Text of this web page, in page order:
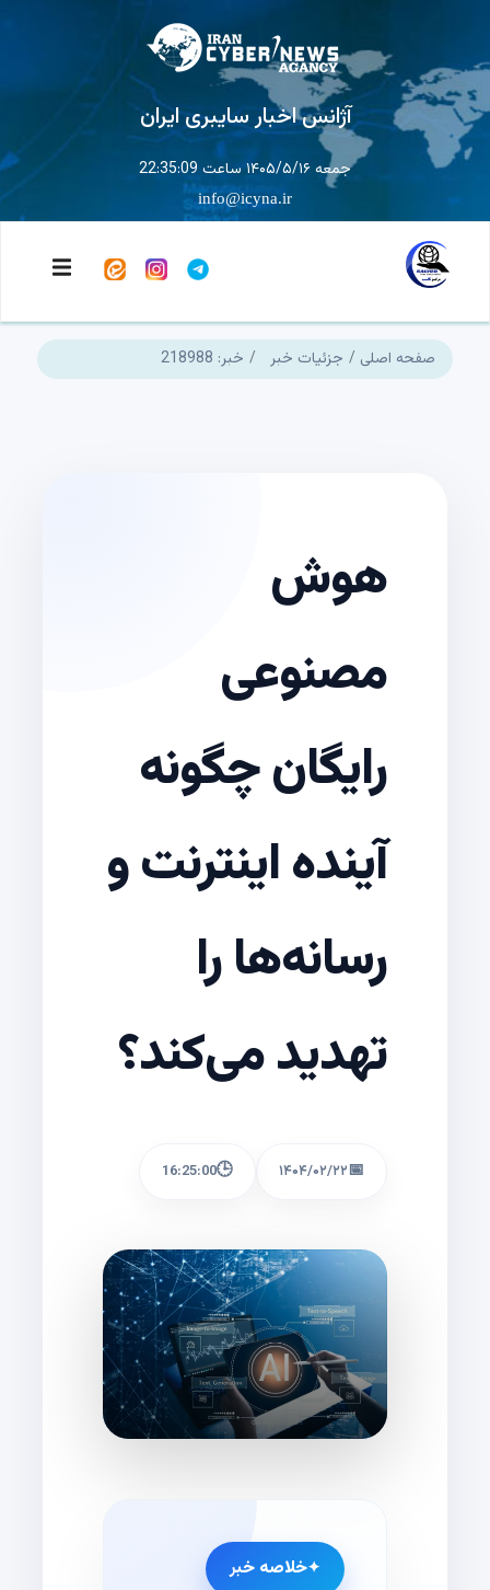
آژانس اخبار سایبری ایران
جمعه ۱۴۰۵/۵/۱۶ ساعت 22:35:10
info@icyna.ir
صفحه اصلی جزئیات خبر خبر: 218988
هوش
مصنوعی
رایگان چگونه
آینده اینترنت و
رسانه‌ها را
تهدید می‌کند؟
📅۱۴۰۴/۰۲/۲۲ 🕒
16:25:00
خلاصه خبر